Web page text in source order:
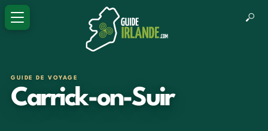
GUIDE DE VOYAGE
Carrick-on-Suir